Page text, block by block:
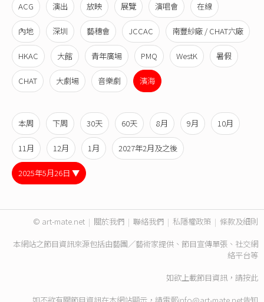
ACG 演出 放映 展覽 演唱會 在線
內地 深圳 藝穗會 JCCAC 南豐紗廠 / CHAT六廠
HKAC 大館 青年廣場 PMQ WestK 暑假
CHAT 大劇場 音樂劇 濱海
本周 下周 30天 60天 8月 9月 10月
11月 12月 1月 2027年2月及之後
2025年5月26日 ▼
© art-mate.net | 關於我們 | 聯絡我們 | 私隱權政策 | 條款及細則
本網站之節目資訊來源包括由藝團／藝術家提供、節目宣傳單張、社交網
絡平台等
如欲上載節目資訊，請按此